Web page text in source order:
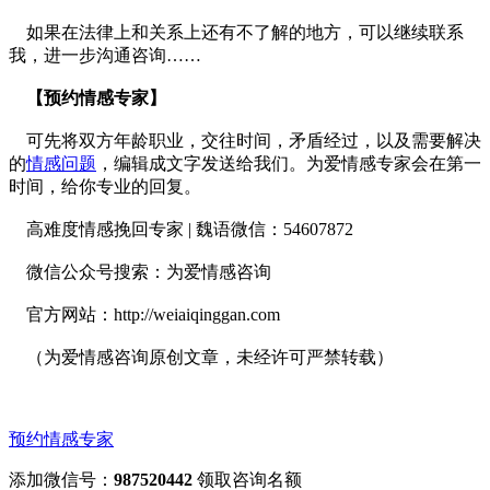
如果在法律上和关系上还有不了解的地方，可以继续联系
我，进一步沟通咨询……
【预约情感专家】
可先将双方年龄职业，交往时间，矛盾经过，以及需要解决
的情感问题 ，编辑成文字发送给我们。为爱情感专家会在第一
时间，给你专业的回复。
高难度情感挽回专家 | 魏语微信：54607872
微信公众号搜索：为爱情感咨询
官方网站：http://weiaiqinggan.com
（为爱情感咨询原创文章，未经许可严禁转载）
预约情感专家
添加微信号： 987520442 领取咨询名额